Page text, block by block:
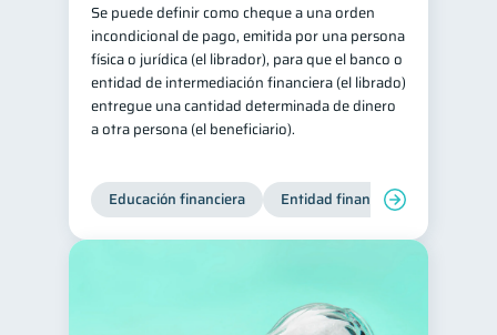
Se puede definir como cheque a una orden
incondicional de pago, emitida por una persona
física o jurídica (el librador), para que el banco o
entidad de intermediación financiera (el librado)
entregue una cantidad determinada de dinero
a otra persona (el beneficiario).
Educación financiera Entidad financiera